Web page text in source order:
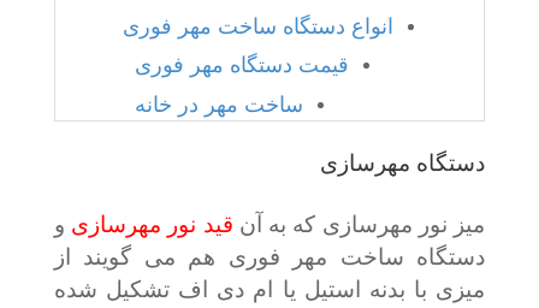
انواع دستگاه ساخت مهر فوری
قیمت دستگاه مهر فوری
ساخت مهر در خانه
دستگاه مهرسازی
میز نور مهرسازی که به آن قید نور مهرسازی و
دستگاه ساخت مهر فوری هم می گویند از
میزی با بدنه استیل یا ام دی اف تشکیل شده